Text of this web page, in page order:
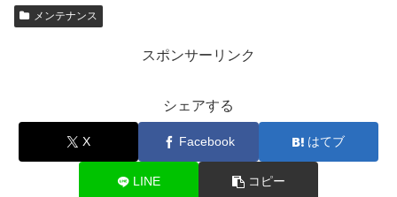
メンテナンス
スポンサーリンク
シェアする
X Facebook はてブ
LINE コピー